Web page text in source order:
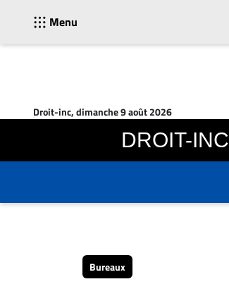
Menu
Droit-inc, dimanche 9 août 2026
DROIT-INC
En
Nominations
Conseillers
Bureaux